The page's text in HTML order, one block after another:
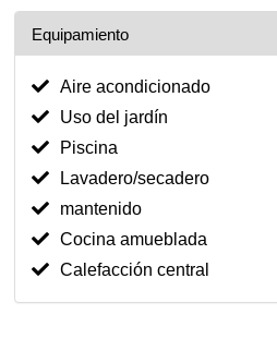
Equipamiento
Aire acondicionado
Uso del jardín
Piscina
Lavadero/secadero
mantenido
Cocina amueblada
Calefacción central